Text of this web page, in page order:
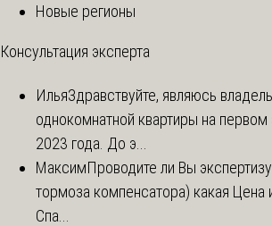
Новые регионы
Консультация эксперта
ИльяЗдравствуйте, являюсь
однокомнатной квартиры на первом
2023 года. До э...
МаксимПроводите ли Вы
тормоза компенсатора) какая Цена
Спа...